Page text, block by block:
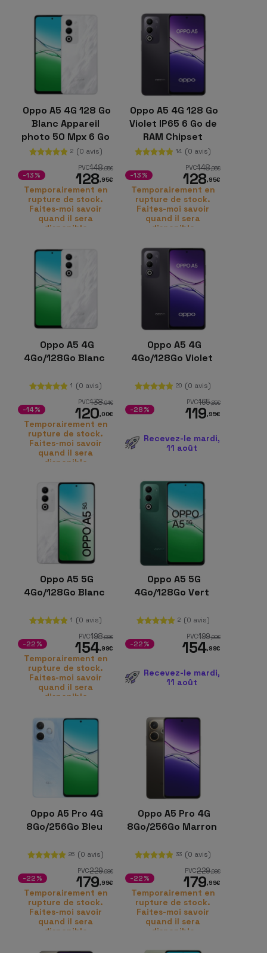
Oppo A5 4G 128 Go
Blanc Appareil
photo 50 Mpx 6 Go
de RAM Recharge
SUPERVOOC
2 (0 avis)
PVC148,95€
128,95€
-13%
Temporairement en
rupture de stock.
Faites-moi savoir
quand il sera
disponible
Oppo A5 4G 128 Go
Violet IP65 6 Go de
RAM Chipset
Snapdragon 6s
14 (0 avis)
PVC148,95€
128,95€
-13%
Temporairement en
rupture de stock.
Faites-moi savoir
quand il sera
disponible
Oppo A5 4G
4Go/128Go Blanc
1 (0 avis)
PVC138,94€
120,00€
-14%
Temporairement en
rupture de stock.
Faites-moi savoir
quand il sera
disponible
Oppo A5 4G
4Go/128Go Violet
20 (0 avis)
PVC165,85€
119,95€
-28%
Recevez-le mardi,
11 août
Oppo A5 5G
4Go/128Go Blanc
1 (0 avis)
PVC198,98€
154,99€
-22%
Temporairement en
rupture de stock.
Faites-moi savoir
quand il sera
disponible
Oppo A5 5G
4Go/128Go Vert
2 (0 avis)
PVC199,00€
154,99€
-22%
Recevez-le mardi,
11 août
Oppo A5 Pro 4G
8Go/256Go Bleu
26 (0 avis)
PVC229,98€
179,99€
-22%
Temporairement en
rupture de stock.
Faites-moi savoir
quand il sera
disponible
Oppo A5 Pro 4G
8Go/256Go Marron
33 (0 avis)
PVC229,98€
179,99€
-22%
Temporairement en
rupture de stock.
Faites-moi savoir
quand il sera
disponible